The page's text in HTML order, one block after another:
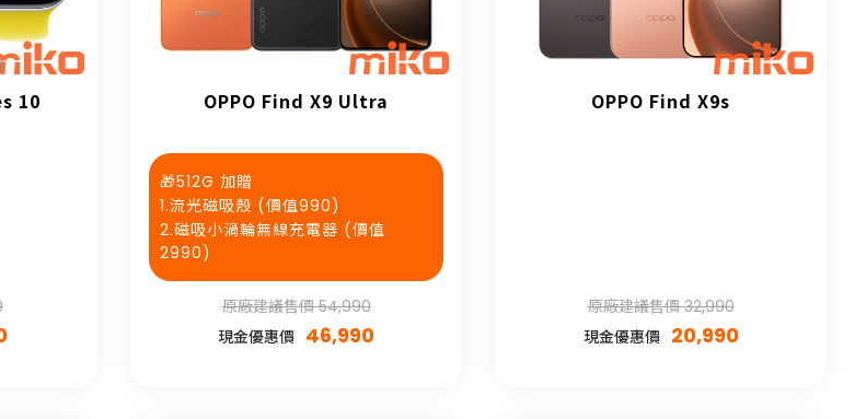
10 OPPO Find X9 Ultra
🎁512G 加贈
1.流光磁吸殼 (價值990)
2.磁吸小渦輪無線充電器 (價值
2990)
原廠建議售價 54,990
現金優惠價 46,990
OPPO Find X9s
原廠建議售價 32,990
現金優惠價 20,990